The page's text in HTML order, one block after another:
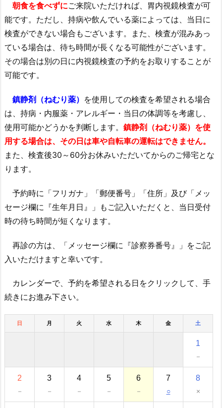
朝食を食べずにご来院いただければ、胃内視鏡検査が可
能です。ただし、持病や飲んでいる薬によっては、当日に
検査ができない場合もございます。また、検査が混みあっ
ている場合は、待ち時間が長くなる可能性がございます。
その場合は別の日に内視鏡検査の予約をお取りすることが
可能です。
鎮静剤（ねむり薬） を使用しての検査を希望される場合
は、持病・内服薬・アレルギー・当日の体調等を考慮し、
使用可能かどうかを判断します。 鎮静剤（ねむり薬）を使
用する場合は、その日は車や自転車の運転はできません。
また、検査後30～60分お休みいただいてからのご帰宅とな
ります。
予約時に「フリガナ」「郵便番号」「住所」及び「メッ
セージ欄に『生年月日』」もご記入いただくと、当日受付
時の待ち時間が短くなります。
再診の方は、「メッセージ欄に『診察券番号』」をご記
入いただけますと幸いです。
カレンダーで、予約を希望される日をクリックして、手
続きにお進み下さい。
日 月 火 水 木 金 土
1
－
2
－
3
－
4
－
5
－
6
－
7
○
8
×